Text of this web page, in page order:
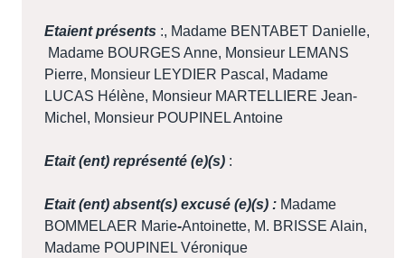
Etaient présents :, Madame BENTABET Danielle,
Madame BOURGES Anne, Monsieur LEMANS
Pierre, Monsieur LEYDIER Pascal, Madame
LUCAS Hélène, Monsieur MARTELLIERE Jean-
Michel, Monsieur POUPINEL Antoine
Etait (ent) représenté (e)(s) :
Etait (ent) absent(s) excusé (e)(s) : Madame
BOMMELAER Marie-Antoinette, M. BRISSE Alain,
Madame POUPINEL Véronique